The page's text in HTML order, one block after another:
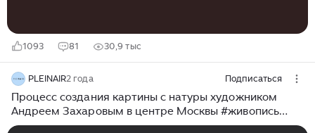
1093 81 30,9 тыс
PLEINAIR2 года Подписаться
Процесс создания картины с натуры художником
Андреем Захаровым в центре Москвы #живопись
#художник #андрейзахаров #культурныйшаг